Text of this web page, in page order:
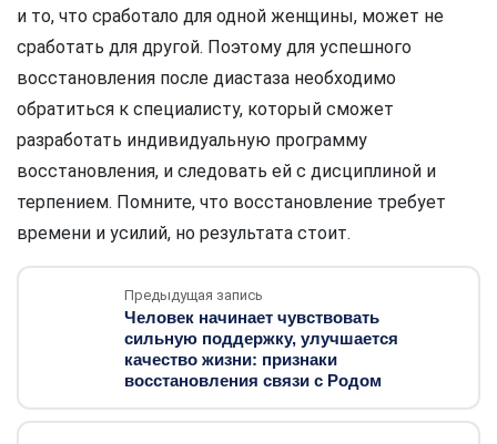
и то, что сработало для одной женщины, может не
сработать для другой. Поэтому для успешного
восстановления после диастаза необходимо
обратиться к специалисту, который сможет
разработать индивидуальную программу
восстановления, и следовать ей с дисциплиной и
терпением. Помните, что восстановление требует
времени и усилий, но результата стоит.
Предыдущая запись
Человек начинает чувствовать
сильную поддержку, улучшается
качество жизни: признаки
восстановления связи с Родом